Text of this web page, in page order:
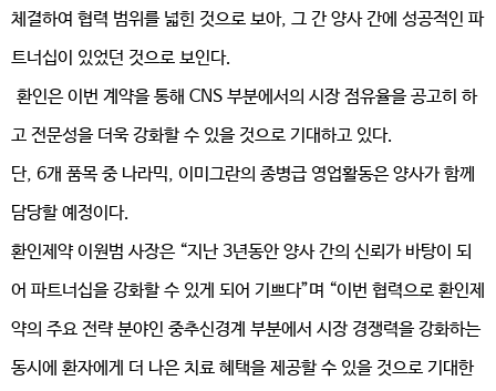
체결하여 협력 범위를 넓힌 것으로 보아, 그 간 양사 간에 성공적인 파
트너십이 있었던 것으로 보인다.
환인은 이번 계약을 통해 CNS 부분에서의 시장 점유율을 공고히 하
고 전문성을 더욱 강화할 수 있을 것으로 기대하고 있다.
단, 6개 품목 중 나라믹, 이미그란의 종병급 영업활동은 양사가 함께
담당할 예정이다.
환인제약 이원범 사장은 “지난 3년동안 양사 간의 신뢰가 바탕이 되
어 파트너십을 강화할 수 있게 되어 기쁘다”며 “이번 협력으로 환인제
약의 주요 전략 분야인 중추신경계 부분에서 시장 경쟁력을 강화하는
동시에 환자에게 더 나은 치료 혜택을 제공할 수 있을 것으로 기대한